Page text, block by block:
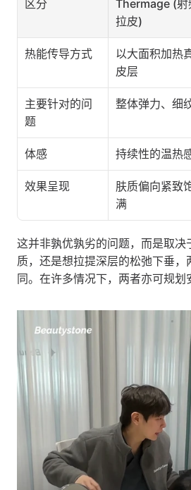
区分
Thermage (射
拉皮)
热能传导方式
以大面积加热
皮层
主要针对的问
题
整体弹力、细
体感 持续性的温热
效果呈现
肤质偏向紧致
满
这并非孰优孰劣的问题，而是取决
质，还是想拉提深层的松弛下垂，
同。在许多情况下，两者亦可规划